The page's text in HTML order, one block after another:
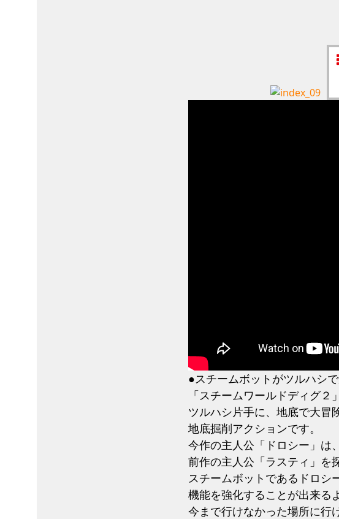
●スチームボットがツルハシ
「スチームワールドディグ２
ツルハシ片手に、 地底で大冒
地底掘削アクションです。
今作の主人公「ドロシー」は
前作の主人公「ラスティ」を
スチームボットであるドロシ
機能を強化することが出来る
今まで行けなかった場所に行